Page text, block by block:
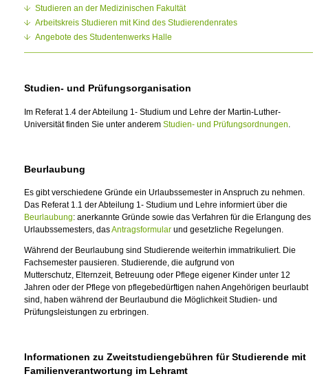
Studieren an der Medizinischen Fakultät
Arbeitskreis Studieren mit Kind des Studierendenrates
Angebote des Studentenwerks Halle
Studien- und Prüfungsorganisation
Im Referat 1.4 der Abteilung 1- Studium und Lehre der Martin-Luther-
Universität finden Sie unter anderem Studien- und Prüfungsordnungen.
Beurlaubung
Es gibt verschiedene Gründe ein Urlaubssemester in Anspruch zu nehmen.
Das Referat 1.1 der Abteilung 1- Studium und Lehre informiert über die
Beurlaubung: anerkannte Gründe sowie das Verfahren für die Erlangung des
Urlaubssemesters, dasAntragsformularund gesetzliche Regelungen.
Während der Beurlaubung sind Studierende weiterhin immatrikuliert. Die
Fachsemester pausieren. Studierende, die aufgrund von
Mutterschutz, Elternzeit, Betreuung oder Pflege eigener Kinder unter 12
Jahren oder der Pflege von pflegebedürftigen nahen Angehörigen beurlaubt
sind, haben während der Beurlaubund die Möglichkeit Studien- und
Prüfungsleistungen zu erbringen.
Informationen zu Zweitstudiengebühren für Studierende mit
Familienverantwortung im Lehramt